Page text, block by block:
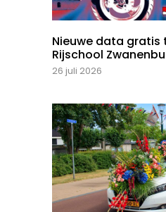
Nieuwe data gratis
Rijschool
26 juli 2026